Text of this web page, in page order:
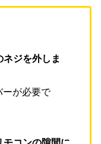
ジを外しま
ーが必要で